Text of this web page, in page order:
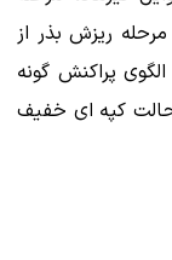
مرحله ریزش بذر از
پراکنش گونه
کپه ای خفیف